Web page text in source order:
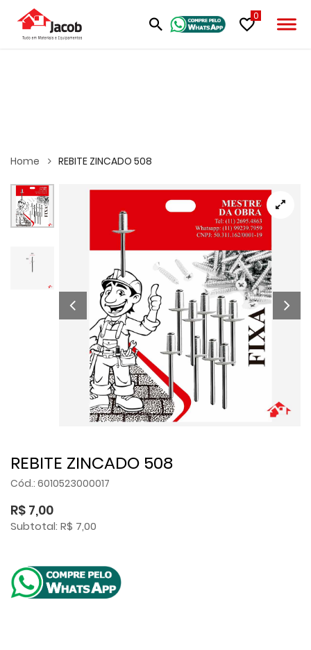
0
Home REBITE ZINCADO 508
REBITE ZINCADO 508
Cód.: 6010523000017
R$ 7,00
Subtotal: R$ 7,00